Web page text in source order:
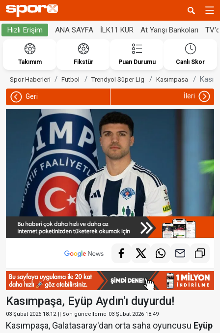
Hızlı Erişim ANA SAYFA İLK11 KUR At Yarışı Bankoları
Takımım Fikstür Puan Durumu Canlı Skor
Spor Haberleri Futbol Trendyol Süper Lig Kasımpasa
Geri İleri
Kasımpaşa, Eyüp Aydın'ı duyurdu!
03 Şubat 2026 18:12 || Son güncelleme 03 Şubat 2026 18:49
Kasımpaşa, Galatasaray'dan orta saha oyuncusu Eyüp